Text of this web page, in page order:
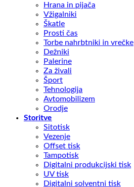
Hrana in pijača
Vžigalniki
Škatle
Prosti čas
Torbe nahrbtniki in vrečke
Dežniki
Palerine
Za živali
Šport
Tehnologija
Avtomobilizem
Orodje
Storitve
Sitotisk
Vezenje
Offset tisk
Tampotisk
Digitalni produkcijski tisk
UV tisk
Digitalni solventni tisk